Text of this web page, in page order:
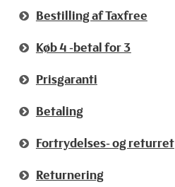
Bestilling af Taxfree
Køb 4 -betal for 3
Prisgaranti
Betaling
Fortrydelses- og returret
Returnering